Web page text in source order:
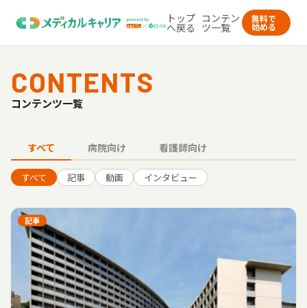
トップ
へ戻る
コンテン
ツ一覧
無料で
始める
CONTENTS
コンテンツ一覧
すべて 病院向け 看護師向け
すべて 記事 動画 インタビュー
記事